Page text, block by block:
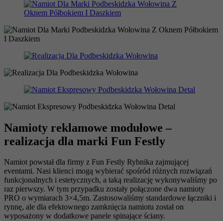
Namioty reklamowe modułowe –
realizacja dla marki Fun Festly
Namiot powstał dla firmy z Fun Festly Rybnika zajmującej
eventami. Nasi klienci mogą wybierać spośród różnych rozwiązań
funkcjonalnych i estetycznych, a taką realizację wykonywaliśmy po
raz pierwszy. W tym przypadku zostały połączone dwa namioty
PRO o wymiarach 3×4,5m. Zastosowaliśmy standardowe łączniki i
rynnę, ale dla efektownego zamknięcia namiotu został on
wyposażony w dodatkowe panele spinające ściany.